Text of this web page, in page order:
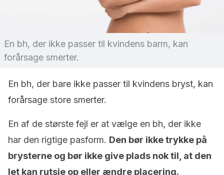
En bh, der ikke passer til kvindens barm, kan
forårsage smerter.
En bh, der bare ikke passer til kvindens bryst, kan
forårsage store smerter.
En af de største fejl er at vælge en bh, der ikke
har den rigtige pasform. Den bør ikke trykke på
brysterne og bør ikke give plads nok til, at den
let kan rutsje op eller ændre placering.